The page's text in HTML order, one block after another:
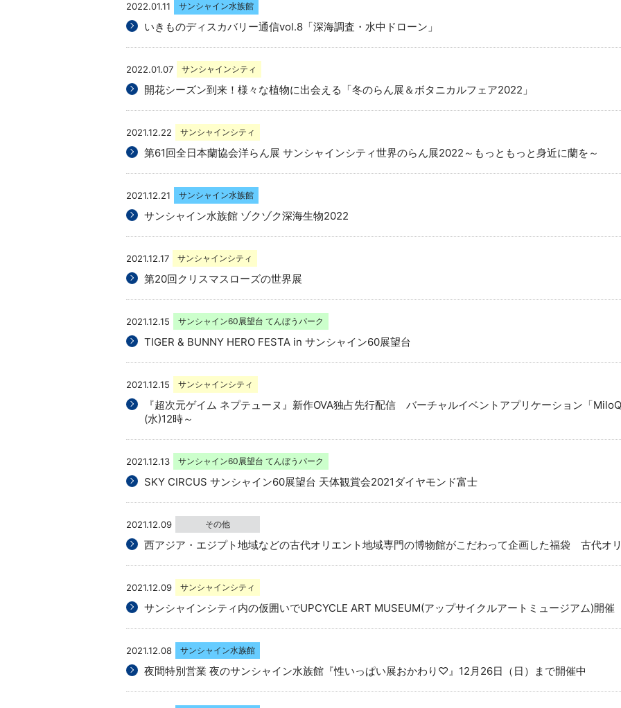
2022.01.11 サンシャイン水族館
いきものディスカバリー通信vol.8「深海調査・水中ドローン」
2022.01.07 サンシャインシティ
開花シーズン到来！様々な植物に出会える「冬のらん展＆ボタニカルフェア2022」
2021.12.22 サンシャインシティ
第61回全日本蘭協会洋らん展 サンシャインシティ世界のらん展2022～もっともっと身近に蘭を～
2021.12.21 サンシャイン水族館
サンシャイン水族館 ゾクゾク深海生物2022
2021.12.17 サンシャインシティ
第20回クリスマスローズの世界展
2021.12.15 サンシャイン60展望台 てんぼうパーク
TIGER & BUNNY HERO FESTA in サンシャイン60展望台
2021.12.15 サンシャインシティ
『超次元ゲイム ネプテューヌ』新作OVA独占先行配信 バーチャルイベントアプリケーション「
(水)12時～
2021.12.13 サンシャイン60展望台 てんぼうパーク
SKY CIRCUS サンシャイン60展望台 天体観賞会2021ダイヤモンド富士
2021.12.09 その他
西アジア・エジプト地域などの古代オリエント地域専門の博物館がこだわって企画した福袋 古代オ
2021.12.09 サンシャインシティ
サンシャインシティ内の仮囲いでUPCYCLE ART MUSEUM(アップサイクルアートミュージアム)開催
2021.12.08 サンシャイン水族館
夜間特別営業 夜のサンシャイン水族館『性いっぱい展おかわり♡』12月26日（日）まで開催中